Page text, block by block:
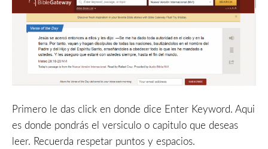
Primero le das click en donde dice Enter Keyword. Aqui
es donde pondrás el versiculo o capitulo que deseas
leer. Recuerda respetar puntos y espacios.